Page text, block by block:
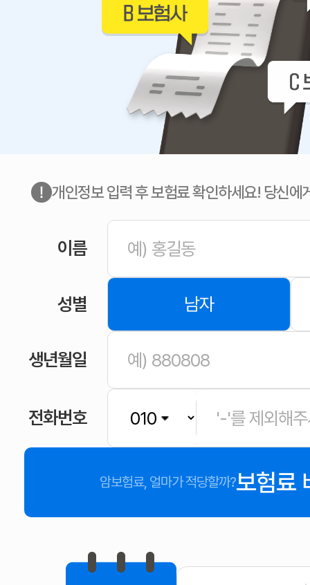
개인정보 입력 후 보험료 확인하세요! 당신에
이름
성별 남자
생년월일
전화번호
암보험료, 얼마가 적당할까?보험료